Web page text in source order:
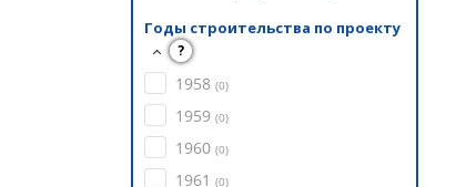
Годы строительства по проекту
?
1958 (0)
1959 (0)
1960 (0)
1961 (0)